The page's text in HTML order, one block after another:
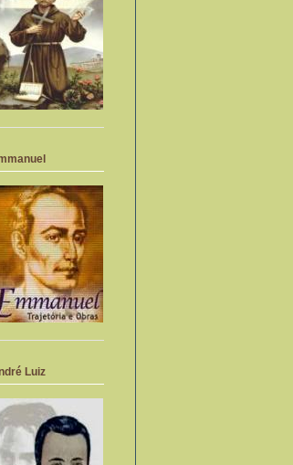
Luiz